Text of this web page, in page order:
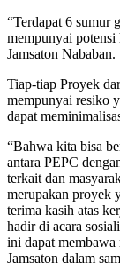
“Terdapat 6 sumur
mempunyai
Jamsaton Nababan.
Tiap-tiap Proyek
mempunyai resiko
dapat
“Bahwa kita bisa
antara PEPC
terkait dan
merupakan proyek
terima kasih atas
hadir di acara
ini dapat
Jamsaton dalam